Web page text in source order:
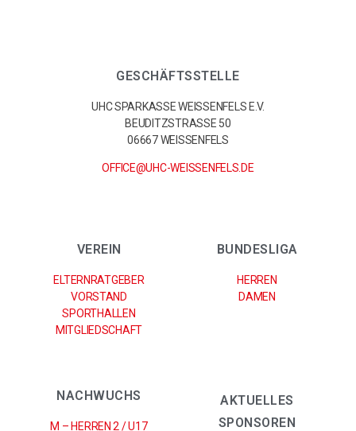
GESCHÄFTSSTELLE
UHC SPARKASSE WEISSENFELS E.V.
BEUDITZSTRASSE 50
06667 WEISSENFELS
OFFICE@UHC-WEISSENFELS.DE
VEREIN
ELTERNRATGEBER
VORSTAND
SPORTHALLEN
MITGLIEDSCHAFT
BUNDESLIGA
HERREN
DAMEN
NACHWUCHS
M – HERREN 2 / U17
AKTUELLES
SPONSOREN